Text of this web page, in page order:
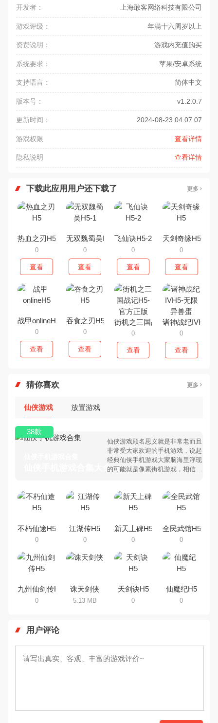
开发者： 上海敢客网络科技有限公司
游戏评级： 年满十六周岁以上
资费说明： 游戏内充值购买
系统要求： 苹果/安卓系统
支持语言： 简体中文
版本号： v1.2.0.7
更新时间： 2024-08-23 04:07:07
游戏权限 查看详情
隐私说明 查看详情
下载此应用用户还下载了 更多
热血之刃H5
0
查看
无双魏蜀吴H5-1
0
查看
飞仙诀H5-2
0
查看
天剑奇缘H5
0
查看
战甲onlineH5
0
查看
吞食之刃H5
0
查看
街机之三国战记H5-官方正版
0
查看
诸神战纪IVH5-
0
查看
猜你喜欢 更多
仙侠游戏 放置游戏
仙侠手机游戏合集大全 >
仙侠游戏顾名思义就是非常老而且
非常受大家欢迎的手机游戏，说起
经典仙侠手机游戏大家脑海里浮现
的可能就是像素街机游戏，相信很
侠手机游戏有哪些呢？游戏今天，
乐途下载站小编芒果味的怪咖给大
集，欢迎大家前来选择下载体验
38款
不朽仙途H5
0
江湖传H5
0
新天上碑H5
0
全民武馆H5
0
九州仙剑传H5
0
诛天剑侠
5.13 MB
天剑诀H5
0
仙魔纪H5
0
用户评论